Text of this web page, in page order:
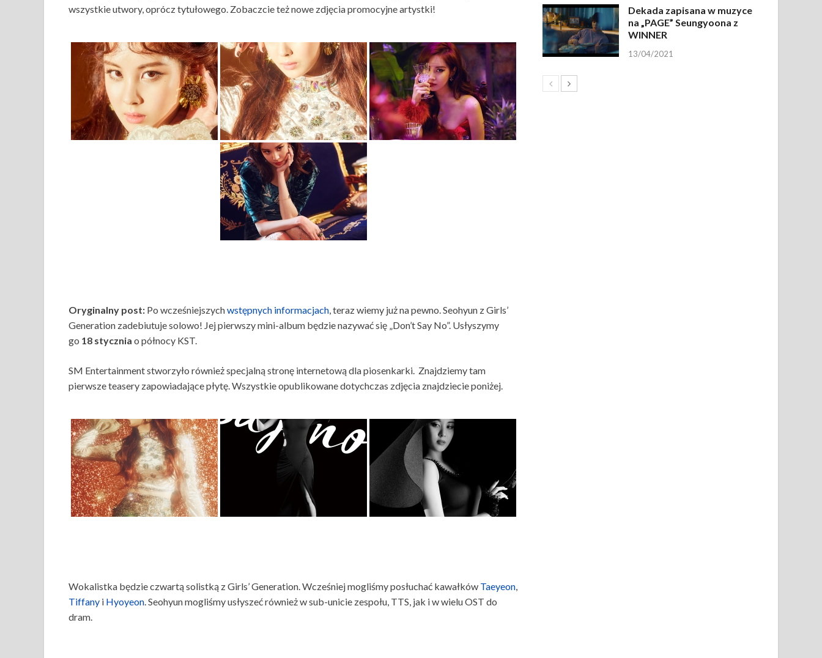
wszystkie utwory, oprócz tytułowego. Zobaczcie też nowe zdjęcia promocyjne artystki!
Oryginalny post: Po wcześniejszychwstępnych informacjach, teraz wiemy już na pewno. Seohyun z Girls’
Generation zadebiutuje solowo! Jej pierwszy mini-album będzie nazywać się „Don’t Say No”. Usłyszymy
go 18 stycznia o północy KST.
SM Entertainment stworzyło również specjalną stronę internetową dla piosenkarki. Znajdziemy tam
pierwsze teasery zapowiadające płytę. Wszystkie opublikowane dotychczas zdjęcia znajdziecie poniżej.
Wokalistka będzie czwartą solistką z Girls’ Generation. Wcześniej mogliśmy posłuchać kawałków Taeyeon,
Tiffany i Hyoyeon. Seohyun mogliśmy usłyszeć również w sub-unicie zespołu, TTS, jak i w wielu OST do
dram.
Dekada zapisana w muzyce
na „PAGE” Seungyoona z
WINNER
13/04/2021